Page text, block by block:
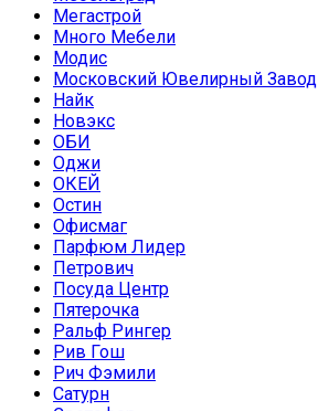
Мегастрой
Много Мебели
Модис
Московский Ювелирный Завод
Найк
Новэкс
ОБИ
Оджи
ОКЕЙ
Остин
Офисмаг
Парфюм Лидер
Петрович
Посуда Центр
Пятерочка
Ральф Рингер
Рив Гош
Рич Фэмили
Сатурн